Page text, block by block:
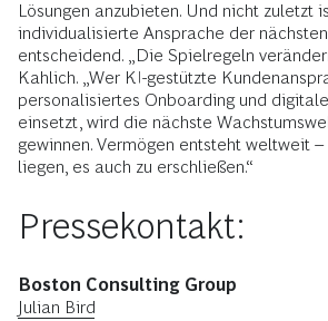
Lösungen anzubieten. Und nicht zuletzt
individualisierte Ansprache der
entscheidend. „Die Spielregeln
Kahlich. „Wer KI-gestützte
personalisiertes Onboarding und
einsetzt, wird die nächste
gewinnen. Vermögen entsteht weltweit
liegen, es auch zu erschließen.“
Pressekontakt:
Boston Consulting Group
Julian Bird